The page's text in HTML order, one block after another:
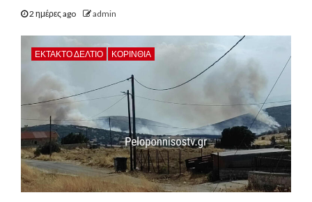
2 ημέρες ago admin
ΕΚΤΑΚΤΟ ΔΕΛΤΙΟ ΚΟΡΙΝΘΊΑ